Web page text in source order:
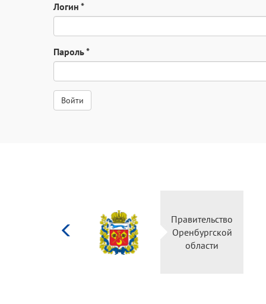
Логин *
Пароль*
Министерство
культуры
Российской
федерации